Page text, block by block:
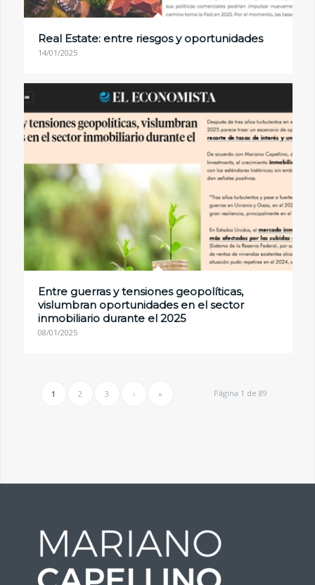
Real Estate: entre riesgos y oportunidades
14/01/2025
Entre guerras y tensiones geopolíticas,
vislumbran oportunidades en el sector
inmobiliario durante el 2025
08/01/2025
Página 1 de 89
1 2 3 › »